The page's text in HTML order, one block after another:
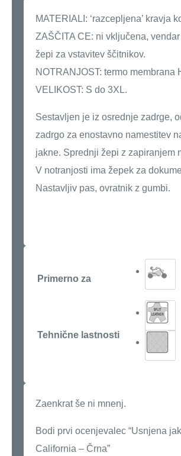
MATERIALI: ‘razcepljena’ kravja
ZAŠČITA CE: ni vključena,
žepi za vstavitev ščitnikov.
NOTRANJOST: termo membrana
VELIKOST: S do 3XL.
Sestavljen je iz osrednje zadrge,
zadrgo za enostavno namestitev
jakne. Sprednji žepi z zapiranjem
V notranjosti ima žepek za
Nastavljiv pas, ovratnik z gumbi.
Primerno za
Tehnične lastnosti
Zaenkrat še ni mnenj.
Bodi prvi ocenjevalec “Usnjena
California – Črna”